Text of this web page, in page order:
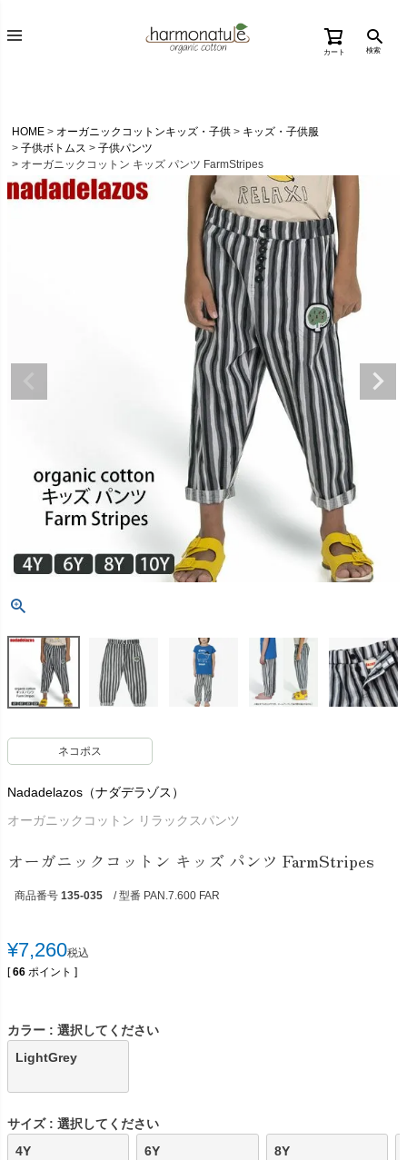
カート 検索
HOME オーガニックコットンキッズ・子供
キッズ・子供服
子供ボトムス
子供パンツ
オーガニックコットン キッズ パンツ FarmStripes
ネコポス
Nadadelazos（ナダデラゾス）
オーガニックコットン リラックスパンツ
オーガニックコットン キッズ パンツ FarmStripes
商品番号 135-035 / 型番 PAN.7.600 FAR
¥7,260税込
[ 66 ポイント ]
カラー
選択してください
LightGrey
サイズ
選択してください
4Y
6Y 8Y